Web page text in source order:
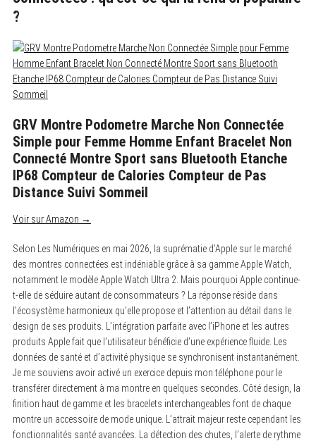
?
GRV Montre Podometre Marche Non Connectée
Simple pour Femme Homme Enfant Bracelet Non
Connecté Montre Sport sans Bluetooth Etanche
IP68 Compteur de Calories Compteur de Pas
Distance Suivi Sommeil
Voir sur Amazon →
Selon Les Numériques en mai 2026, la suprématie d’Apple sur le marché
des montres connectées est indéniable grâce à sa gamme Apple Watch,
notamment le modèle Apple Watch Ultra 2. Mais pourquoi Apple continue-
t-elle de séduire autant de consommateurs ? La réponse réside dans
l’écosystème harmonieux qu’elle propose et l’attention au détail dans le
design de ses produits. L’intégration parfaite avec l’iPhone et les autres
produits Apple fait que l’utilisateur bénéficie d’une expérience fluide. Les
données de santé et d’activité physique se synchronisent instantanément.
Je me souviens avoir activé un exercice depuis mon téléphone pour le
transférer directement à ma montre en quelques secondes. Côté design, la
finition haut de gamme et les bracelets interchangeables font de chaque
montre un accessoire de mode unique. L’attrait majeur reste cependant les
fonctionnalités santé avancées. La détection des chutes, l’alerte de rythme